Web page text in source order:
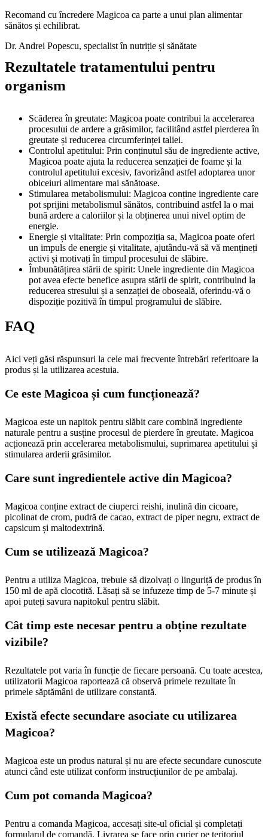
Recomand cu încredere Magicoa ca parte a unui plan alimentar
sănătos și echilibrat.
Dr. Andrei Popescu, specialist în nutriție și sănătate
Rezultatele tratamentului pentru
organism
Scăderea în greutate: Magicoa poate contribui la accelerarea
procesului de ardere a grăsimilor, facilitând astfel pierderea în
greutate și reducerea circumferinței taliei.
Controlul apetitului: Prin conținutul său de ingrediente active,
Magicoa poate ajuta la reducerea senzației de foame și la
controlul apetitului excesiv, favorizând astfel adoptarea unor
obiceiuri alimentare mai sănătoase.
Stimularea metabolismului: Magicoa conține ingrediente care
pot sprijini metabolismul sănătos, contribuind astfel la o mai
bună ardere a caloriilor și la obținerea unui nivel optim de
energie.
Energie și vitalitate: Prin compoziția sa, Magicoa poate oferi
un impuls de energie și vitalitate, ajutându-vă să vă mențineți
activi și motivați în timpul procesului de slăbire.
Îmbunătățirea stării de spirit: Unele ingrediente din Magicoa
pot avea efecte benefice asupra stării de spirit, contribuind la
reducerea stresului și a senzației de oboseală, oferindu-vă o
dispoziție pozitivă în timpul programului de slăbire.
FAQ
Aici veți găsi răspunsuri la cele mai frecvente întrebări referitoare la
produs și la utilizarea acestuia.
Ce este Magicoa și cum funcționează?
Magicoa este un napitok pentru slăbit care combină ingrediente
naturale pentru a susține procesul de pierdere în greutate. Magicoa
acționează prin accelerarea metabolismului, suprimarea apetitului și
stimularea arderii grăsimilor.
Care sunt ingredientele active din Magicoa?
Magicoa conține extract de ciuperci reishi, inulină din cicoare,
picolinat de crom, pudră de cacao, extract de piper negru, extract de
capsicum și maltodextrină.
Cum se utilizează Magicoa?
Pentru a utiliza Magicoa, trebuie să dizolvați o linguriță de produs în
150 ml de apă clocotită. Lăsați să se infuzeze timp de 5-7 minute și
apoi puteți savura napitokul pentru slăbit.
Cât timp este necesar pentru a obține rezultate
vizibile?
Rezultatele pot varia în funcție de fiecare persoană. Cu toate acestea,
utilizatorii Magicoa raportează că observă primele rezultate în
primele săptămâni de utilizare constantă.
Există efecte secundare asociate cu utilizarea
Magicoa?
Magicoa este un produs natural și nu are efecte secundare cunoscute
atunci când este utilizat conform instrucțiunilor de pe ambalaj.
Cum pot comanda Magicoa?
Pentru a comanda Magicoa, accesați site-ul oficial și completați
formularul de comandă. Livrarea se face prin curier pe teritoriul